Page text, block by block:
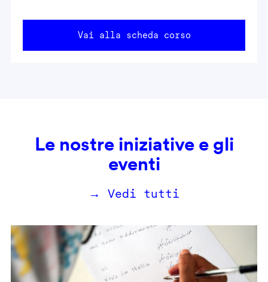
Vai alla scheda corso
Le nostre iniziative e gli
eventi
→ Vedi tutti